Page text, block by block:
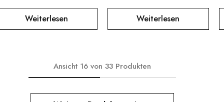
Weiterlesen Weiterlesen
Ansicht 16von33 Produkten